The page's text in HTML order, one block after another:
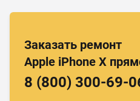
Заказать ремонт
Apple iPhone X
8 (800) 300-69-